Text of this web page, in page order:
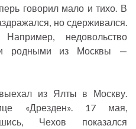
говорил мало и тихо. В
но сдерживался.
недовольство
родными из Москвы —
из Ялты в Москву.
«Дрезден». 17 мая,
Чехов показался